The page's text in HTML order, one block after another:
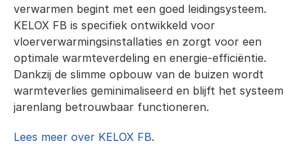
verwarmen begint met een goed leidingsysteem.
KELOX FB is specifiek ontwikkeld voor
vloerverwarmingsinstallaties en zorgt voor een
optimale warmteverdeling en energie-efficiëntie.
Dankzij de slimme opbouw van de buizen wordt
warmteverlies geminimaliseerd en blijft het systeem
jarenlang betrouwbaar functioneren.
Lees meer over KELOX FB.